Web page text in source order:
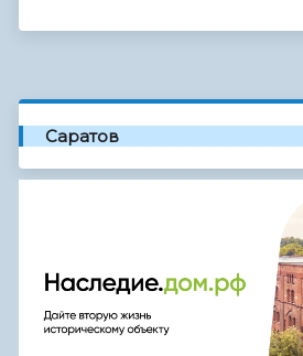
Саратов